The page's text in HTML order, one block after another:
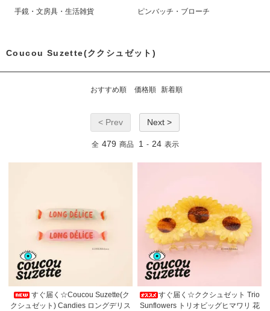
手鏡・文房具・生活雑貨
ピンバッチ・ブローチ
Coucou Suzette(ククシュゼット)
おすすめ順 価格順 新着順
< Prev Next >
全 479 商品 1 - 24 表示
すぐ届く☆Coucou Suzette(ク
クシュゼット) Candies ロングデリス
すぐ届く☆ククシュゼット Trio
Sunflowers トリオビッグヒマワリ 花